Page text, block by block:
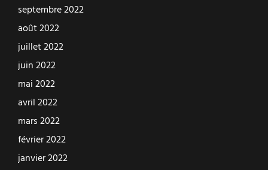
septembre 2022
août 2022
juillet 2022
juin 2022
mai 2022
avril 2022
mars 2022
février 2022
janvier 2022